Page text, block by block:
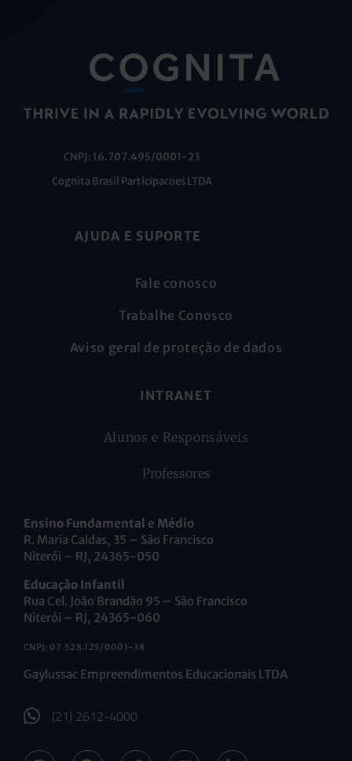
CNPJ: 16.707.495/0001-23
Cognita Brasil Participacoes LTDA
AJUDA E SUPORTE
Fale conosco
Trabalhe Conosco
Aviso geral de proteção de dados
INTRANET
Alunos e Responsáveis
Professores
Ensino Fundamental e Médio
R. Maria Caldas, 35 – São Francisco
Niterói – RJ, 24365-050
Educação Infantil
Rua Cel. João Brandão 95 – São Francisco
Niterói – RJ, 24365-060
CNPJ: 07.528.125/0001-38
Gaylussac Empreendimentos Educacionais LTDA
(21) 2612-4000